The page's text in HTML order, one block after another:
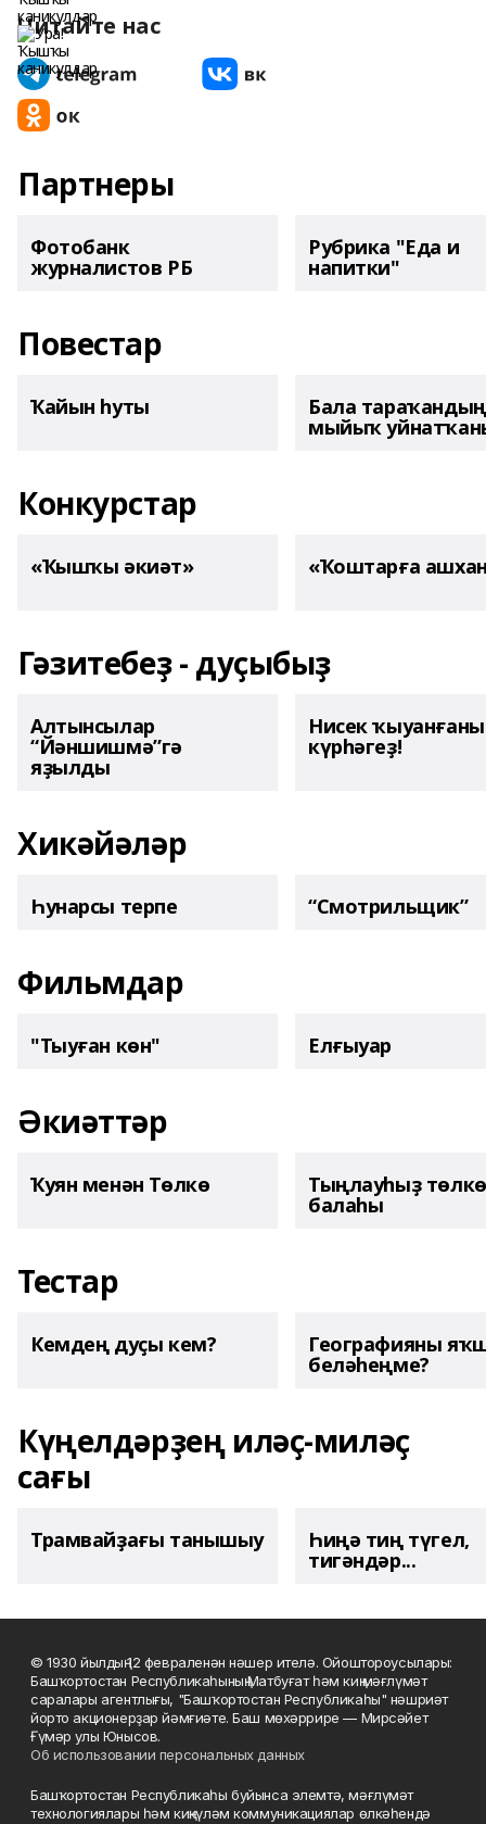
Читайте нас
Партнеры
Фотобанк
журналистов РБ
Рубрика "Еда и
напитки"
Повестар
Ҡайын һуты Бала тараҡандың
мыйыҡ
Конкурстар
«Ҡышҡы әкиәт» «Ҡоштарға
Гәзитебеҙ - дуҫыбыҙ
Алтынсылар
“Йәншишмә”гә
яҙылды
Нисек
күрһәгеҙ!
Хикәйәләр
Һунарсы терпе “Смотрильщик”
Фильмдар
"Тыуған көн" Елғыуар
Әкиәттәр
Ҡуян менән Төлкө Тыңлауһыҙ төлкө
балаһы
Тестар
Кемдең дуҫы кем? Географияны
беләһеңме?
Күңелдәрҙең иләҫ-миләҫ
сағы
Трамвайҙағы танышыу Һиңә тиң түгел,
тигәндәр...
© 1930 йылдың 12 февраленән нәшер ителә. Ойоштороусылары:
Башҡортостан Республикаһының Матбуғат һәм киң мәғлүмәт
саралары агентлығы, "Башҡортостан Республикаһы" нәшриәт
йорто акционерҙар йәмғиәте. Баш мөхәррире — Мирсәйет
Ғүмәр улы Юнысов.
Об использовании персональных данных
Башҡортостан Республикаһы буйынса элемтә, мәғлүмәт
технологиялары һәм киңкүләм коммуникациялар өлкәһендә